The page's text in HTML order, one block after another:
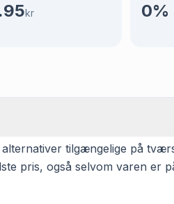
kr 0%
tilgængelige på
pris, også selvom varen er